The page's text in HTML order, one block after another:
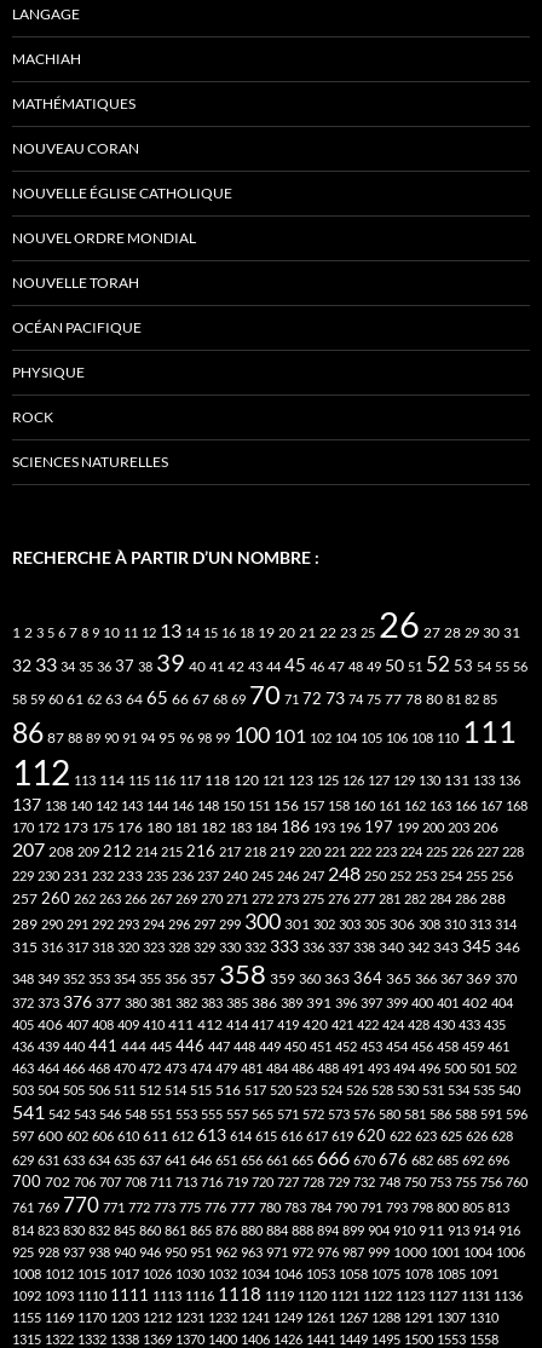
LANGAGE
MACHIAH
MATHÉMATIQUES
NOUVEAU CORAN
NOUVELLE ÉGLISE CATHOLIQUE
NOUVEL ORDRE MONDIAL
NOUVELLE TORAH
OCÉAN PACIFIQUE
PHYSIQUE
ROCK
SCIENCES NATURELLES
RECHERCHE À PARTIR D’UN NOMBRE :
1 2 3 5 6 7 8 9 10 11 12 13 14 15 16 18 19 20 21 22 23 25 26 27 28 29 30 31
32 33 34 35 36 37 38 39 40 41 42 43 44 45 46 47 48 49 50 51 52 53 54 55 56
58 59 60 61 62 63 64 65 66 67 68 69 70 71 72 73 74 75 77 78 80 81 82 85
86 87 88 89 90 91 94 95 96 98 99 100 101 102 104 105 106 108 110 111
112 113 114 115 116 117 118 120 121 123 125 126 127 129 130 131 133 136
137 138 140 142 143 144 146 148 150 151 156 157 158 160 161 162 163 166 167 168
170 172 173 175 176 180 181 182 183 184 186 193 196 197 199 200 203 206
207 208 209 212 214 215 216 217 218 219 220 221 222 223 224 225 226 227 228
229 230 231 232 233 235 236 237 240 245 246 247 248 250 252 253 254 255 256
257 260 262 263 266 267 269 270 271 272 273 275 276 277 281 282 284 286 288
289 290 291 292 293 294 296 297 299 300 301 302 303 305 306 308 310 313 314
315 316 317 318 320 323 328 329 330 332 333 336 337 338 340 342 343 345 346
348 349 352 353 354 355 356 357 358 359 360 363 364 365 366 367 369 370
372 373 376 377 380 381 382 383 385 386 389 391 396 397 399 400 401 402 404
405 406 407 408 409 410 411 412 414 417 419 420 421 422 424 428 430 433 435
436 439 440 441 444 445 446 447 448 449 450 451 452 453 454 456 458 459 461
463 464 466 468 470 472 473 474 479 481 484 486 488 491 493 494 496 500 501 502
503 504 505 506 511 512 514 515 516 517 520 523 524 526 528 530 531 534 535 540
541 542 543 546 548 551 553 555 557 565 571 572 573 576 580 581 586 588 591 596
597 600 602 606 610 611 612 613 614 615 616 617 619 620 622 623 625 626 628
629 631 633 634 635 637 641 646 651 656 661 665 666 670 676 682 685 692 696
700 702 706 707 708 711 713 716 719 720 727 728 729 732 748 750 753 755 756 760
761 769 770 771 772 773 775 776 777 780 783 784 790 791 793 798 800 805 813
814 823 830 832 845 860 861 865 876 880 884 888 894 899 904 910 911 913 914 916
925 928 937 938 940 946 950 951 962 963 971 972 976 987 999 1000 1001 1004 1006
1008 1012 1015 1017 1026 1030 1032 1034 1046 1053 1058 1075 1078 1085 1091
1092 1093 1110 1111 1113 1116 1118 1119 1120 1121 1122 1123 1127 1131 1136
1155 1169 1170 1203 1212 1231 1232 1241 1249 1261 1267 1288 1291 1307 1310
1315 1322 1332 1338 1369 1370 1400 1406 1426 1441 1449 1495 1500 1553 1558